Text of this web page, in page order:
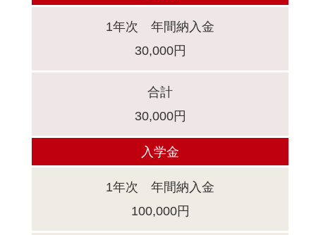
1年次 年間納入金
30,000円
合計
30,000円
入学金
1年次 年間納入金
100,000円